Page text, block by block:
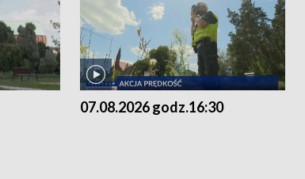
07.08.2026 godz.16:30